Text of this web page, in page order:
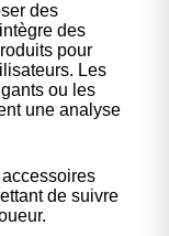
des
des
pour
Les
ou les
une analyse
de suivre